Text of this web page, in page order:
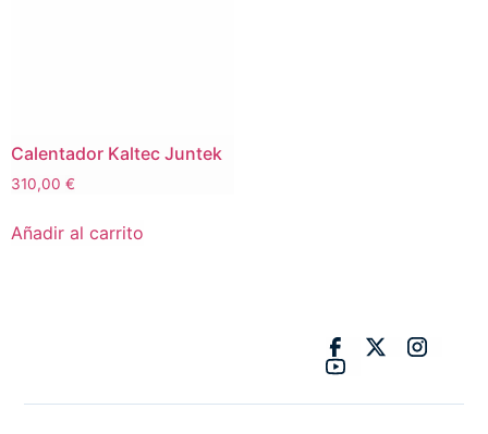
Calentador Kaltec Juntek
310,00 €
Añadir al carrito